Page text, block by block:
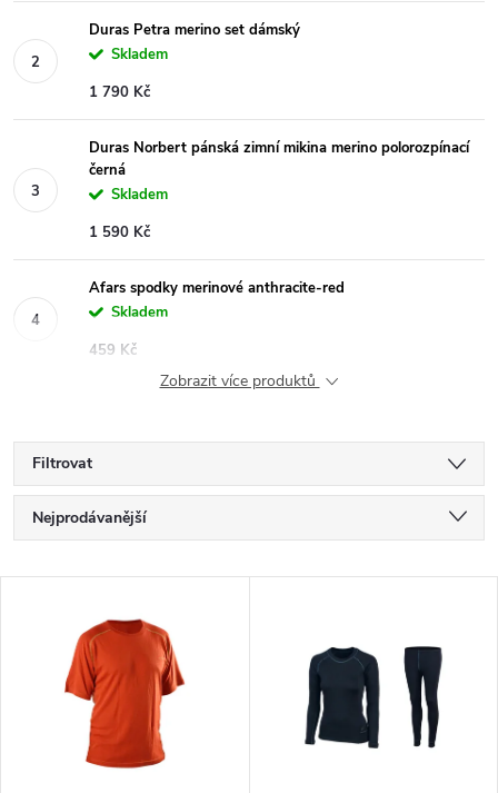
Duras Petra merino set dámský
Skladem
1 790 Kč
Duras Norbert pánská zimní mikina merino polorozpínací
černá
Skladem
1 590 Kč
Afars spodky merinové anthracite-red
Skladem
459 Kč
Zobrazit více produktů
Filtrovat
Ř
a
Nejprodávanější
Abecedně